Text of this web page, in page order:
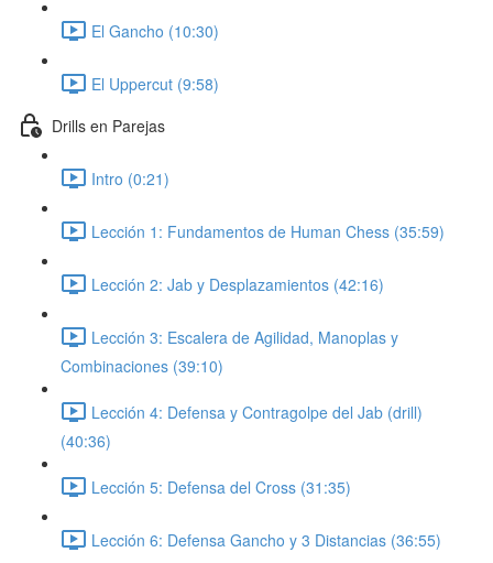
El Gancho (10:30)
El Uppercut (9:58)
Drills en Parejas
Intro (0:21)
Lección 1: Fundamentos de Human Chess (35:59)
Lección 2: Jab y Desplazamientos (42:16)
Lección 3: Escalera de Agilidad, Manoplas y
Combinaciones (39:10)
Lección 4: Defensa y Contragolpe del Jab (drill)
(40:36)
Lección 5: Defensa del Cross (31:35)
Lección 6: Defensa Gancho y 3 Distancias (36:55)